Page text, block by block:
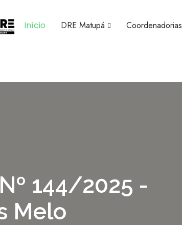
Início DRE Matupá Coordenadorias
144/2025 -
Melo